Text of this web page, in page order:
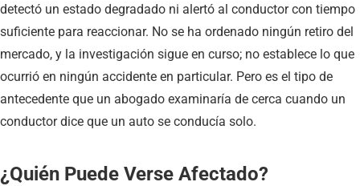
detectó un estado degradado ni alertó al conductor con tiempo
suficiente para reaccionar. No se ha ordenado ningún retiro del
mercado, y la investigación sigue en curso; no establece lo que
ocurrió en ningún accidente en particular. Pero es el tipo de
antecedente que un abogado examinaría de cerca cuando un
conductor dice que un auto se conducía solo.
¿Quién Puede Verse Afectado?